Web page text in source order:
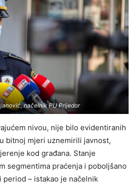
načelnik PU Prijedor
nivou, nije bilo evidentiranih
bitnoj mjeri uznemirili javnost,
kod građana. Stanje
segmentima praćenja i poboljšano
period – istakao je načelnik